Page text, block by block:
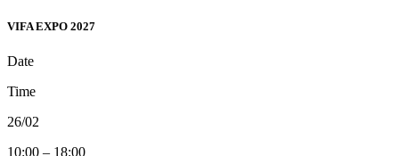
VIFA EXPO 2027
Date
Time
26/02
10:00 – 18:00